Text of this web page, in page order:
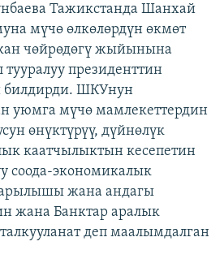
Тажикстанда Шанхай
мүчө өлкөлөрдүн өкмөт
чөйрөдөгү жыйынына
президенттин
билдирди. ШКУнун
уюмга мүчө мамлекеттердин
өнүктүрүү, дүйнөлүк
каатчылыктын кесепетин
соода-экономикалык
жана андагы
жана Банктар аралык
деп маалымдалган